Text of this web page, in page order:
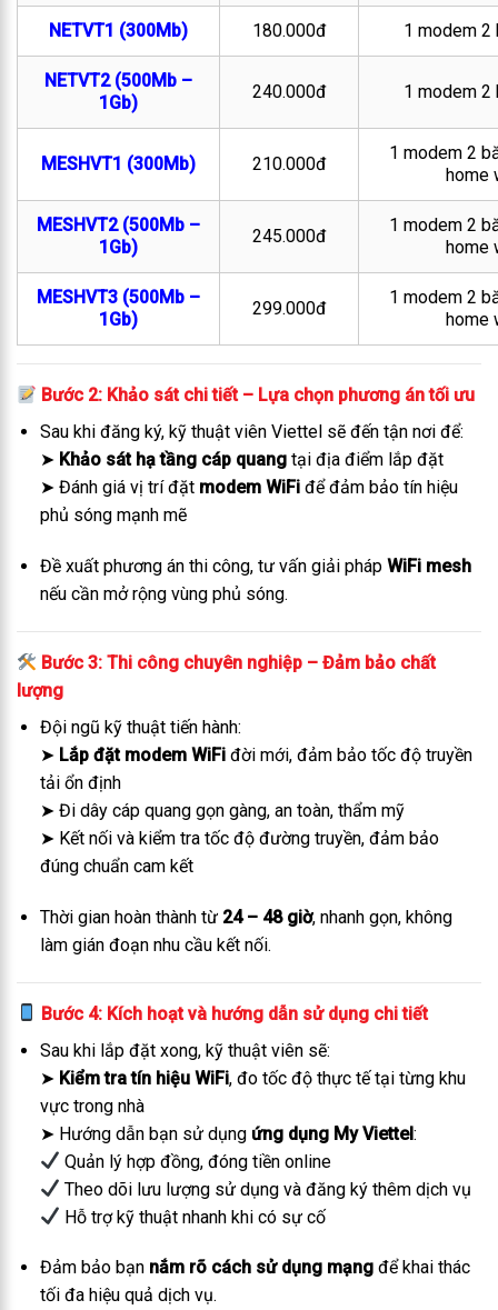
NETVT1 (300Mb) 180.000đ 1 modem 2
NETVT2 (500Mb –
1Gb)
240.000đ 1 modem 2
MESHVT1 (300Mb) 210.000đ
1 modem 2
home
MESHVT2 (500Mb –
1Gb)
245.000đ
1 modem 2
home
MESHVT3 (500Mb –
1Gb)
299.000đ
1 modem 2
home
Bước 2: Khảo sát chi tiết – Lựa chọn phương án tối ưu
Sau khi đăng ký, kỹ thuật viên Viettel sẽ đến tận nơi để:
➤ Khảo sát hạ tầng cáp quangtại địa điểm lắp đặt
➤ Đánh giá vị trí đặt modem WiFiđể đảm bảo tín hiệu
phủ sóng mạnh mẽ
Đề xuất phương án thi công, tư vấn giải pháp WiFi mesh
nếu cần mở rộng vùng phủ sóng.
Bước 3: Thi công chuyên nghiệp – Đảm bảo chất
lượng
Đội ngũ kỹ thuật tiến hành:
➤ Lắp đặt modem WiFiđời mới, đảm bảo tốc độ truyền
tải ổn định
➤ Đi dây cáp quang gọn gàng, an toàn, thẩm mỹ
➤ Kết nối và kiểm tra tốc độ đường truyền, đảm bảo
đúng chuẩn cam kết
Thời gian hoàn thành từ 24 – 48 giờ, nhanh gọn, không
làm gián đoạn nhu cầu kết nối.
Bước 4: Kích hoạt và hướng dẫn sử dụng chi tiết
Sau khi lắp đặt xong, kỹ thuật viên sẽ:
➤ Kiểm tra tín hiệu WiFi, đo tốc độ thực tế tại từng khu
vực trong nhà
➤ Hướng dẫn bạn sử dụng ứng dụng My Viettel:
Quản lý hợp đồng, đóng tiền online
Theo dõi lưu lượng sử dụng và đăng ký thêm dịch vụ
Hỗ trợ kỹ thuật nhanh khi có sự cố
Đảm bảo bạn nắm rõ cách sử dụng mạngđể khai thác
tối đa hiệu quả dịch vụ.